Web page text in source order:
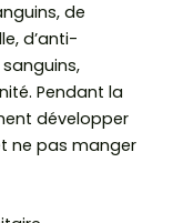
de
d’anti-
Pendant la
développer
ne pas manger